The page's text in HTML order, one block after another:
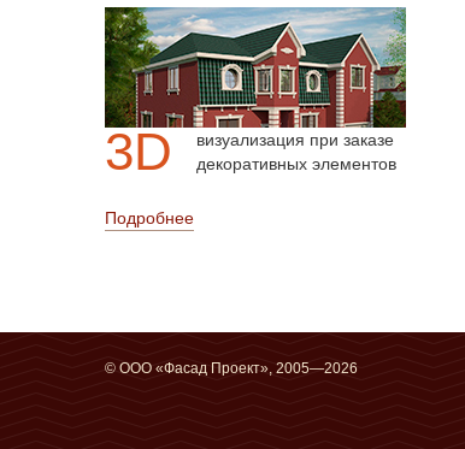
3D
визуализация при заказе
декоративных элементов
Подробнее
© ООО «Фасад Проект», 2005—2026